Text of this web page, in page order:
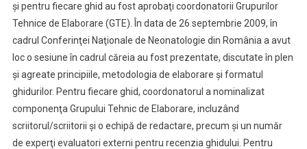
şi pentru fiecare ghid au fost aprobaţi coordonatorii Grupurilor
Tehnice de Elaborare (GTE). În data de 26 septembrie 2009, în
cadrul Conferinţei Naţionale de Neonatologie din România a avut
loc o sesiune în cadrul căreia au fost prezentate, discutate în plen
şi agreate principiile, metodologia de elaborare şi formatul
ghidurilor. Pentru fiecare ghid, coordonatorul a nominalizat
componenţa Grupului Tehnic de Elaborare, incluzând
scriitorul/scriitorii şi o echipă de redactare, precum şi un număr
de experţi evaluatori externi pentru recenzia ghidului. Pentru